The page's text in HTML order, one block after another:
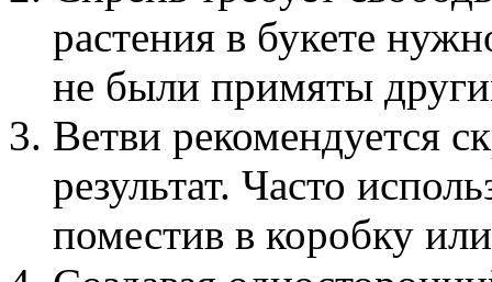
растения в букете
не были примяты
Ветви рекомендуется
результат. Часто
поместив в коробку